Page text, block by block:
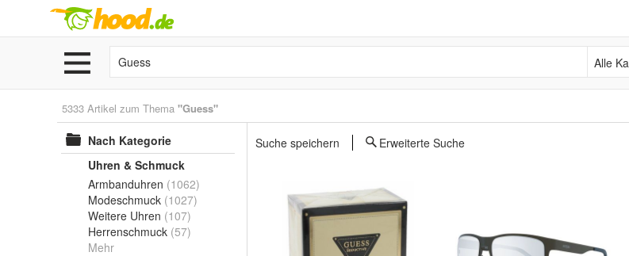
Alle
5333 Artikel zum Thema "Guess"
Nach Kategorie
Uhren & Schmuck
Armbanduhren (1062)
Modeschmuck (1027)
Weitere Uhren (107)
Herrenschmuck (57)
Mehr
Suche speichern Erweiterte Suche